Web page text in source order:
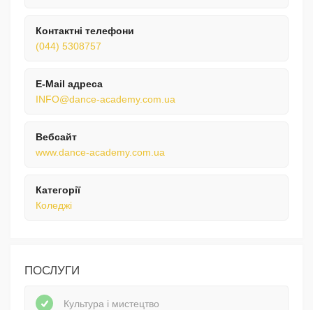
Контактні телефони
(044) 5308757
E-Mail адреса
INFO@dance-academy.com.ua
Вебсайт
www.dance-academy.com.ua
Категорії
Коледжі
ПОСЛУГИ
Культура і мистецтво